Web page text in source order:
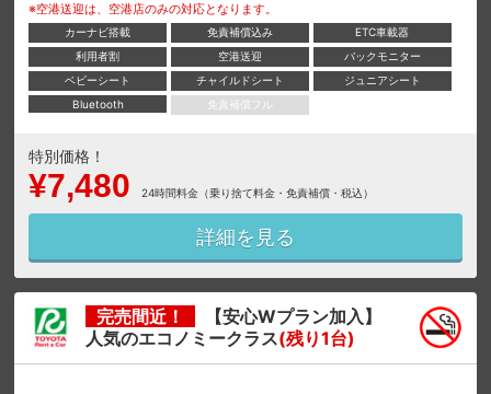
※空港送迎は、空港店のみの対応となります。
カーナビ搭載 免責補償込み
ETC車載器
利用者割
空港送迎
バックモニター
ベビーシート
チャイルドシート
ジュニアシート
Bluetooth
免責補償フル
特別価格！
¥7,480 24時間料金（乗り捨て料金・免責補償・税込）
詳細を見る
完売間近！
【安心Wプラン加入】
人気のエコノミークラス(残り1台)